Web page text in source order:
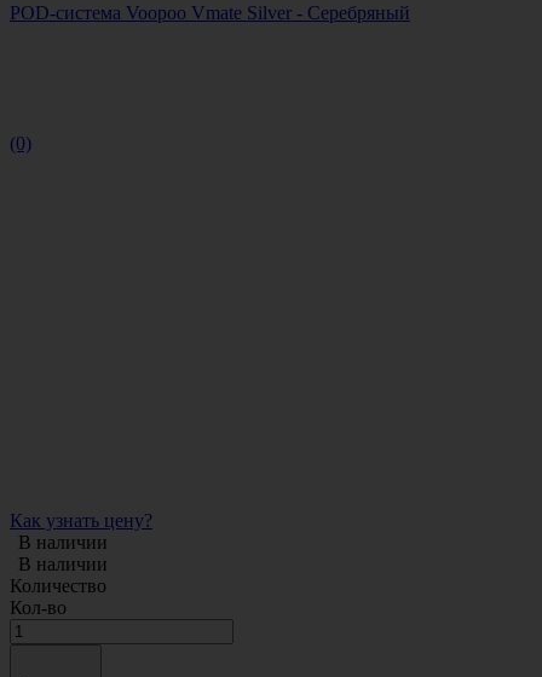
POD-система Voopoo Vmate Silver - Серебряный
(0)
Как узнать цену?
В наличии
В наличии
Количество
Кол-во